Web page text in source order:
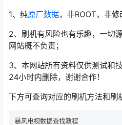
1、纯原厂数据，非ROOT，非修
2、刷机有风险也有乐趣，一切
网站概不负责；
3、本网站所有资料仅供测试和
24小时内删除，谢谢合作！
下方可查询对应的刷机方法和刷
暴风电视数据查找教程